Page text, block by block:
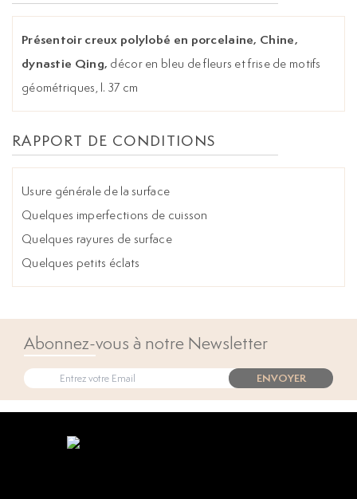
Présentoir creux polylobé en porcelaine, Chine,
dynastie Qing, décor en bleu de fleurs et frise de motifs
géométriques, l. 37 cm
RAPPORT DE CONDITIONS
Usure générale de la surface
Quelques imperfections de cuisson
Quelques rayures de surface
Quelques petits éclats
Abonnez-vous à notre Newsletter
ENVOYER